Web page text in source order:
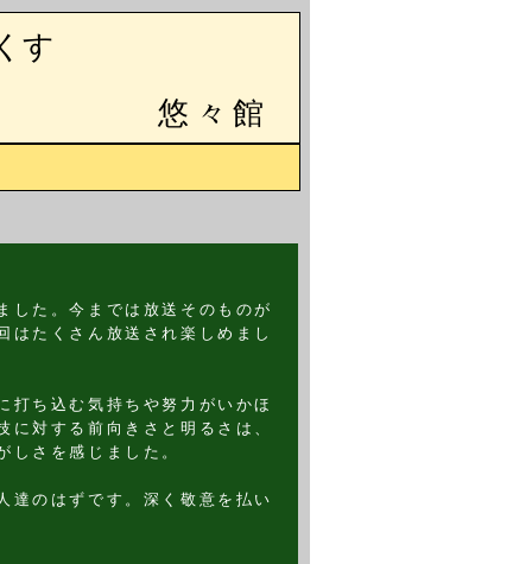
す
悠々館
した。今までは放送そのものが
はたくさん放送され楽しめまし
打ち込む気持ちや努力がいかほ
対する前向きさと明るさは、
さを感じました。
達のはずです。深く敬意を払い